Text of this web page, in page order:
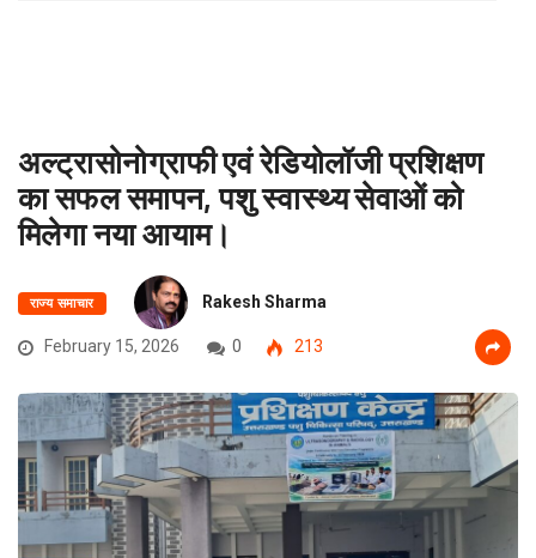
अल्ट्रासोनोग्राफी एवं रेडियोलॉजी प्रशिक्षण
का सफल समापन, पशु स्वास्थ्य सेवाओं को
मिलेगा नया आयाम।
राज्य समाचार Rakesh Sharma
February 15, 2026 0 213